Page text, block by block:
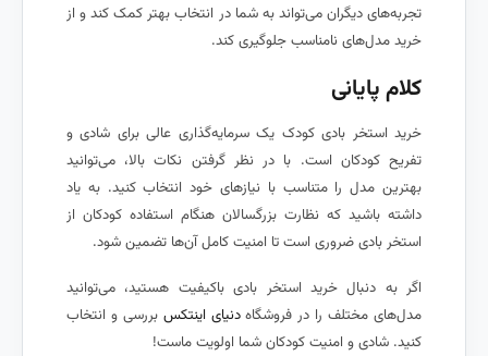
تجربه‌های دیگران می‌تواند به شما در انتخاب بهتر کمک کند و از
خرید مدل‌های نامناسب جلوگیری کند.
کلام پایانی
خرید استخر بادی کودک یک سرمایه‌گذاری عالی برای شادی و
تفریح کودکان است. با در نظر گرفتن نکات بالا، می‌توانید
بهترین مدل را متناسب با نیازهای خود انتخاب کنید. به یاد
داشته باشید که نظارت بزرگسالان هنگام استفاده کودکان از
استخر بادی ضروری است تا امنیت کامل آن‌ها تضمین شود.
اگر به دنبال خرید استخر بادی باکیفیت هستید، می‌توانید
مدل‌های مختلف را در فروشگاهدنیای اینتکس بررسی و انتخاب
کنید. شادی و امنیت کودکان شما اولویت ماست!